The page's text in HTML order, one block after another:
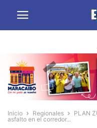
Inicio Regionales
PLAN
asfalto en el corredor...